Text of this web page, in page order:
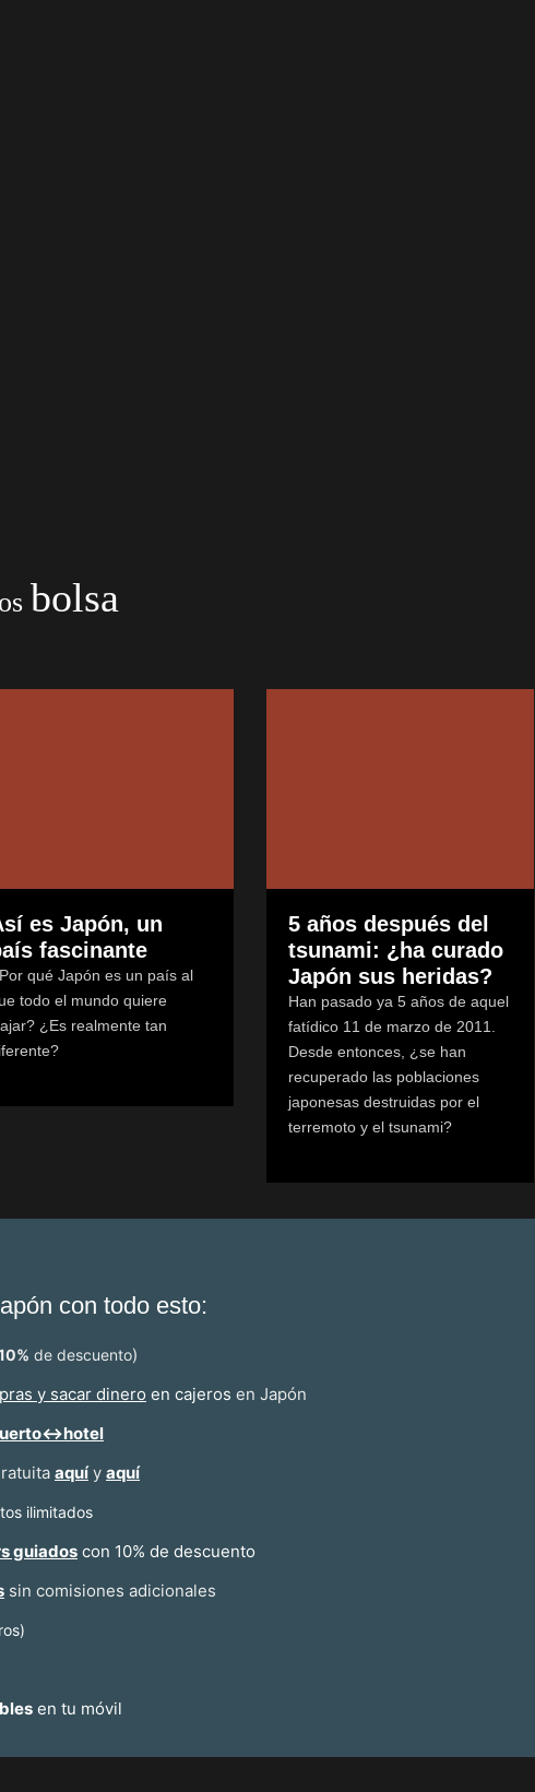
bolsa
es Japón, un
fascinante
qué Japón es un país al
todo el mundo quiere
¿Es realmente tan
5 años después del
tsunami: ¿ha curado
Japón sus heridas?
Han pasado ya 5 años de aquel
fatídico 11 de marzo de 2011.
Desde entonces, ¿se han
recuperado las poblaciones
japonesas destruidas por el
terremoto y el tsunami?
con todo esto:
de descuento)
y sacar dinero en cajeros en Japón
aquíy aquí
ilimitados
guiados con 10% de descuento
sin comisiones adicionales
en tu móvil